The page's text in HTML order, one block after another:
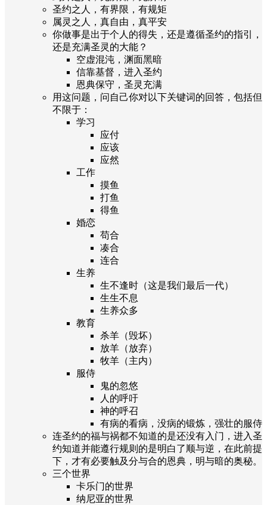
圣约之人，有界限，有规矩
属灵之人，真自由，真平安
你做事是出于个人的得失，还是遵循圣约的指引，
还是充满圣灵的大能？
空虚混沌，渊面黑暗
信靠基督，进入圣约
恩典保守，圣灵充满
用这问题，问自己你对以下关键词的回答，包括但
不限于：
学习
应付
应该
应然
工作
摸鱼
打鱼
得鱼
婚恋
苟合
凑合
连合
生养
生不逢时（这是我们最后一代）
生生不息
生养众多
教育
杀羊（毁坏）
放羊（放弃）
牧羊（主内）
服侍
鬼的忽悠
人的呼吁
神的呼召
有病的看病，没病的锻炼，强壮的服侍
连圣约的福与祸都不知道的是还没有入门，进入圣
约知道并能遵行规则的是明白了顺与逆，在此前提
下，才有必要触及分与合的恩典，明与暗的奥秘。
三个世界
卡乐门的世界
纳尼亚的世界